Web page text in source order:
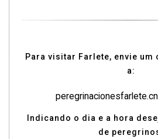
Para visitar Farlete, envie
a:
Indicando o dia e a hora
de